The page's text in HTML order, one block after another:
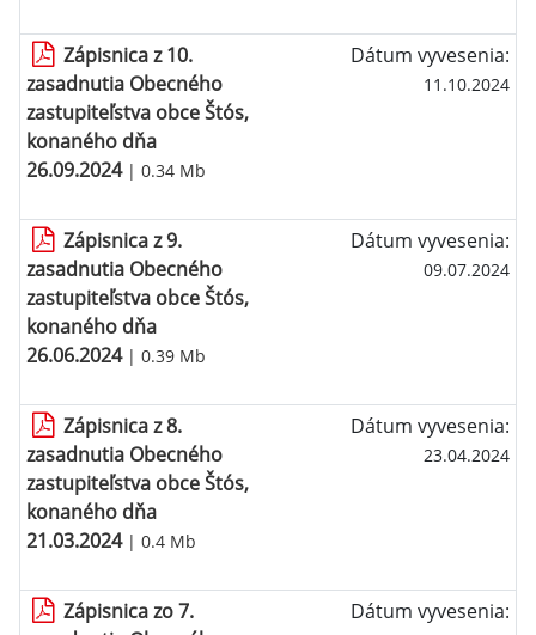
Zápisnica z 10.
zasadnutia Obecného
zastupiteľstva obce Štós,
konaného dňa
26.09.2024| 0.34 Mb
Dátum vyvesenia:
11.10.2024
Zápisnica z 9.
zasadnutia Obecného
zastupiteľstva obce Štós,
konaného dňa
26.06.2024| 0.39 Mb
Dátum vyvesenia:
09.07.2024
Zápisnica z 8.
zasadnutia Obecného
zastupiteľstva obce Štós,
konaného dňa
21.03.2024| 0.4 Mb
Dátum vyvesenia:
23.04.2024
Zápisnica zo 7.
Dátum vyvesenia: